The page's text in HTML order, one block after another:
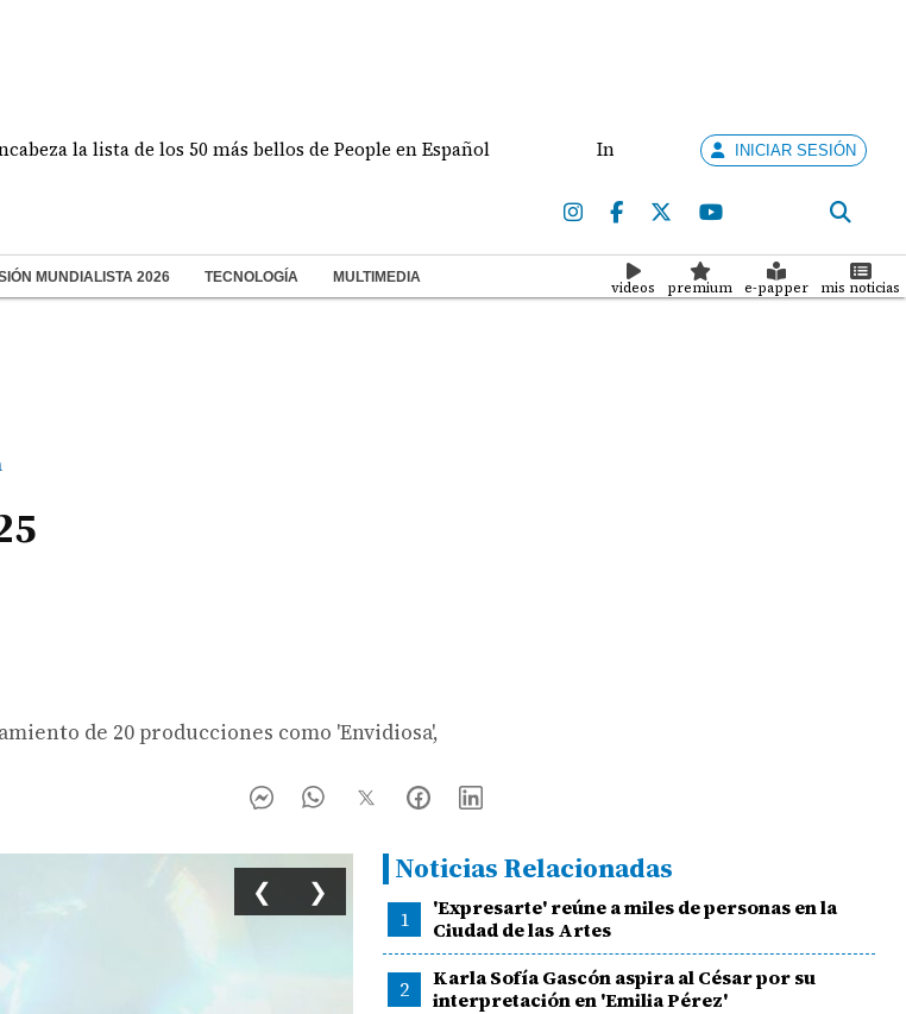
de los 50 más bellos de People en Español Interconexión eléctrica y combate al crimen
INICIAR SESIÓN
MUNDIALISTA 2026 TECNOLOGÍA MULTIMEDIA
videos premium e-papper mis noticias
de 20 producciones como 'Envidiosa',
❮ ❯
Noticias Relacionadas
1
'Expresarte' reúne a miles de personas en la
Ciudad de las Artes
2
Karla Sofía Gascón aspira al César por su
interpretación en 'Emilia Pérez'